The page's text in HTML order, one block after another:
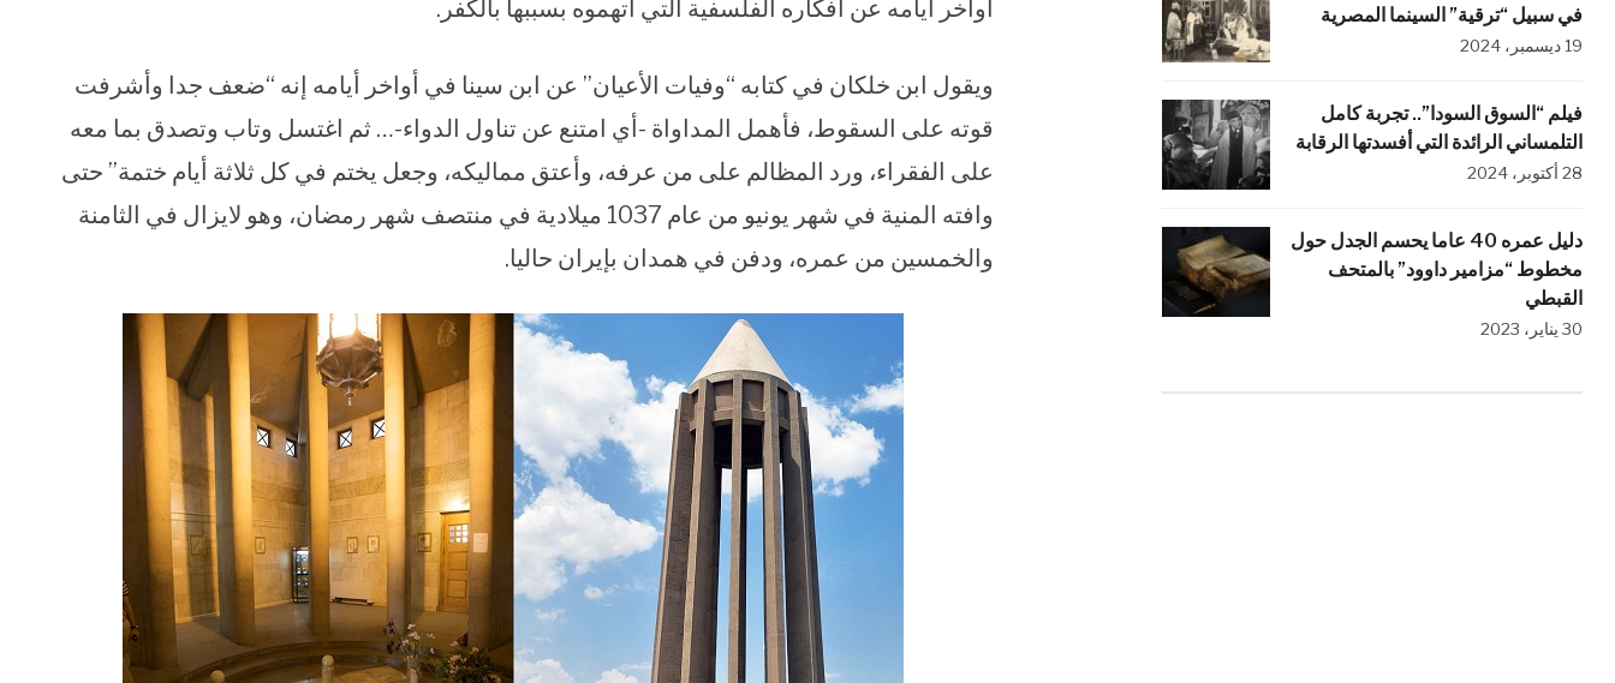
أواخر أيامه عن أفكاره الفلسفية التي اتهموه بسببها بالكفر.
ويقول ابن خلكان في كتابه “وفيات الأعيان” عن ابن سينا في أواخر أيامه إنه “ضعف جدا وأشرفت
قوته على السقوط، فأهمل المداواة -أي امتنع عن تناول الدواء-… ثم اغتسل وتاب وتصدق بما معه
على الفقراء، ورد المظالم على من عرفه، وأعتق مماليكه، وجعل يختم في كل ثلاثة أيام ختمة” حتى
وافته المنية في شهر يونيو من عام 1037 ميلادية في منتصف شهر رمضان، وهو لايزال في الثامنة
والخمسين من عمره، ودفن في همدان بإيران حاليا.
في سبيل “ترقية” السينما المصرية
19 ديسمبر، 2024
فيلم “السوق السودا”.. تجربة كامل
التلمساني الرائدة التي أفسدتها الرقابة
28 أكتوبر، 2024
دليل عمره 40 عاما يحسم الجدل حول
مخطوط “مزامير داوود” بالمتحف
القبطي
30 يناير، 2023